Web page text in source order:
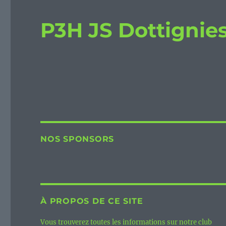
P3H JS
NOS SPONSORS
À PROPOS DE CE SITE
Vous trouverez toutes les informations sur notre club